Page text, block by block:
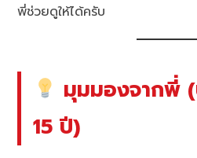
พี่ช่วยดูให้ได้ครับ
มุมมองจากพี่
15 ปี)